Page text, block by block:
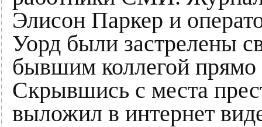
Элисон Паркер и
Уорд были застрелены
бывшим коллегой прямо
Скрывшись с места
выложил в интернет